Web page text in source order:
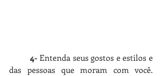
4- Entenda seus gostos e estilos e
das pessoas que moram com você.